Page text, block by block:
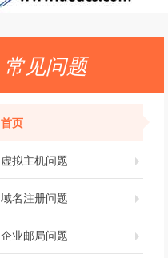
常见问题
首页
虚拟主机问题
域名注册问题
企业邮局问题